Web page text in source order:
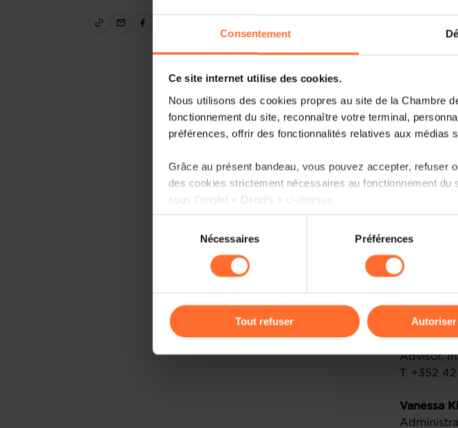
Consentement
Ce site internet utilise des cookies.
Nous utilisons des cookies propres au site de la Chambre
fonctionnement du site, reconnaître votre terminal,
préférences, offrir des fonctionnalités relatives aux médias
Grâce au présent bandeau, vous pouvez accepter, refuser
des cookies strictement nécessaires au fonctionnement
sous l’onglet « Détails » ci-dessus.
Il est précisé que la navigation sur le site et certaines
sociaux, sauvegarde des préférences de lecture vidéo,
cas de refus de tous les cookies ou des cookies non
gauche de chaque page.
Charte d’usage
consentement
Nécessaires Préférences
Tout refuser
This
will
under
the
Where?
Any
Please
Regina
Advisor,
T. +352
Vanessa